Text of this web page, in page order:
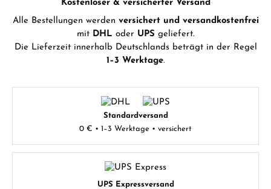
Kostenloser & versicherter Versand
Alle Bestellungen werden versichert und versandkostenfrei
mit DHL oder UPS geliefert.
Die Lieferzeit innerhalb Deutschlands beträgt in der Regel
1–3 Werktage.
Standardversand
0 € • 1–3 Werktage • versichert
UPS Expressversand